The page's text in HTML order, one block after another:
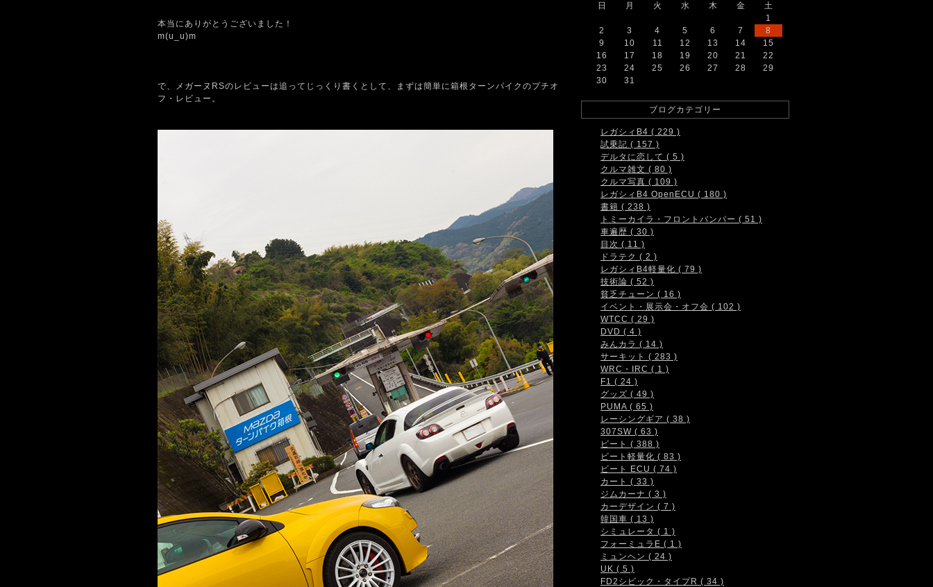
本当にありがとうございました！
m(u_u)m
で、メガーヌRSのレビューは追ってじっくり書くとして、まずは簡単に箱根ターンパイクのプチオ
フ・レビュー。
日 月 火 水 木 金
土
1
2
3 4 5 6 7
8
9
10 11 12 13 14
15
16
17 18 19 20 21
22
23
24 25 26 27 28
29
30
31
ブログカテゴリー
レガシィB4 ( 229 )
試乗記 ( 157 )
デルタに恋して ( 5 )
クルマ雑文 ( 80 )
クルマ写真 ( 109 )
レガシィB4 OpenECU ( 180 )
書籍 ( 238 )
トミーカイラ・フロントバンパー ( 51 )
車遍歴 ( 30 )
目次 ( 11 )
ドラテク ( 2 )
レガシィB4軽量化 ( 79 )
技術論 ( 52 )
貧乏チューン ( 16 )
イベント・展示会・オフ会 ( 102 )
WTCC ( 29 )
DVD ( 4 )
みんカラ ( 14 )
サーキット ( 283 )
WRC・IRC ( 1 )
F1 ( 24 )
グッズ ( 49 )
PUMA ( 65 )
レーシングギア ( 38 )
307SW ( 63 )
ビート ( 388 )
ビート軽量化 ( 83 )
ビート ECU ( 74 )
カート ( 33 )
ジムカーナ ( 3 )
カーデザイン ( 7 )
韓国車 ( 13 )
シミュレータ ( 1 )
フォーミュラE ( 1 )
ミュンヘン ( 24 )
UK ( 5 )
FD2シビック・タイプR ( 34 )